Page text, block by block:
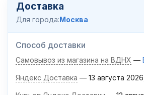
Доставка
Для города:Москва
Способ доставки
Самовывоз из магазина на ВДНХ
Яндекс Доставка 13 августа 2026